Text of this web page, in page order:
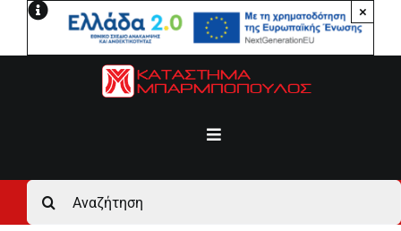
Μετάβαση
×
Toggle
Αρχική
Αναζήτηση
για: